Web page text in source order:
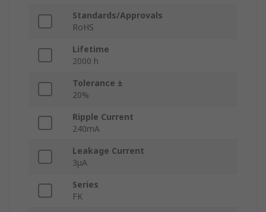
Standards/Approvals
RoHS
Lifetime
2000 h
Tolerance ±
20%
Ripple Current
240mA
Leakage Current
3μA
Series
FK